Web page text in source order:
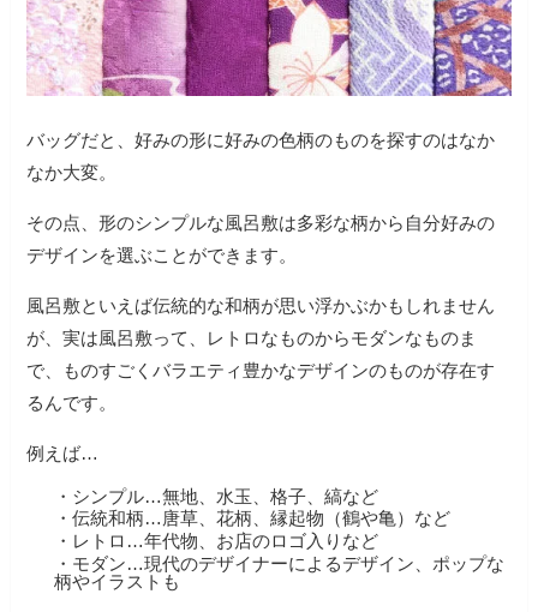
バッグだと、好みの形に好みの色柄のものを探すのはなか
なか大変。
その点、形のシンプルな風呂敷は多彩な柄から自分好みの
デザインを選ぶことができます。
風呂敷といえば伝統的な和柄が思い浮かぶかもしれません
が、実は風呂敷って、レトロなものからモダンなものま
で、ものすごくバラエティ豊かなデザインのものが存在す
るんです。
例えば…
・シンプル…無地、水玉、格子、縞など
・伝統和柄…唐草、花柄、縁起物（鶴や亀）など
・レトロ…年代物、お店のロゴ入りなど
・モダン…現代のデザイナーによるデザイン、ポップな
柄やイラストも